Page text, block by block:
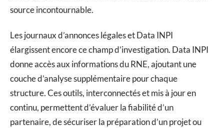
source incontournable.
Les journaux d’annonces légales et Data INPI
élargissent encore ce champ d’investigation. Data INPI
donne accès aux informations du RNE, ajoutant une
couche d’analyse supplémentaire pour chaque
structure. Ces outils, interconnectés et mis à jour en
continu, permettent d’évaluer la fiabilité d’un
partenaire, de sécuriser la préparation d’un projet ou